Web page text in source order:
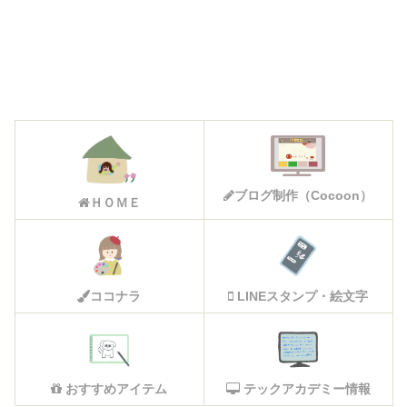
ＨＯＭＥ
ブログ制作（Cocoon）
ココナラ LINEスタンプ・絵文字
おすすめアイテム テックアカデミー情報